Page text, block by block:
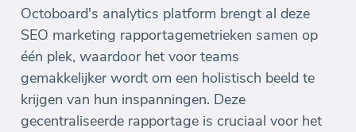
Octoboard's analytics platform brengt al deze
SEO marketing rapportagemetrieken samen op
één plek, waardoor het voor teams
gemakkelijker wordt om een holistisch beeld te
krijgen van hun inspanningen. Deze
gecentraliseerde rapportage is cruciaal voor het